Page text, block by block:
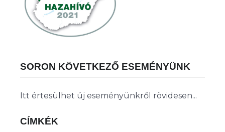
SORON KÖVETKEZŐ ESEMÉNYÜNK
Itt értesülhet új eseményünkről rövidesen...
CÍMKÉK